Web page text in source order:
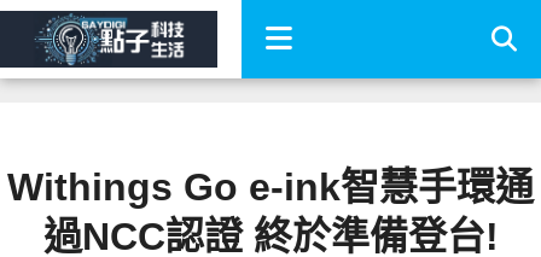
Withings Go e-ink智慧手環通
過NCC認證 終於準備登台!